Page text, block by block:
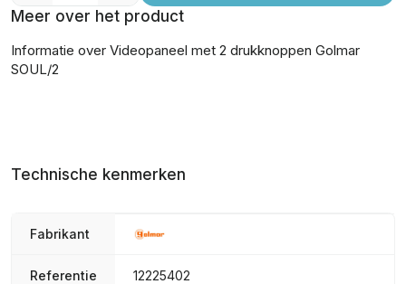
Meer over het product
Informatie over Videopaneel met 2 drukknoppen Golmar
SOUL/2
Technische kenmerken
Fabrikant
Referentie 12225402